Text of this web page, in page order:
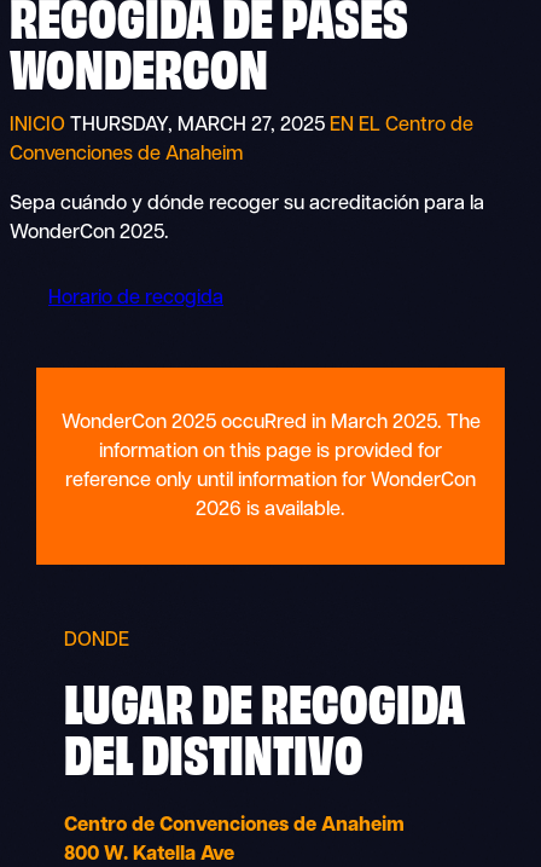
RECOGIDA DEPASES
WONDERCON
INICIO THURSDAY, MARCH 27, 2025 EN EL Centro de
Convenciones de Anaheim
Sepa cuándo y dónde recoger su acreditación para la
WonderCon 2025.
Horario de recogida
WonderCon 2025 occuRred in March 2025. The
information on this page is provided for
reference only until information for WonderCon
2026 is available.
DONDE
LUGAR DE RECOGIDA
DEL DISTINTIVO
Centro de Convenciones de Anaheim
800 W. Katella Ave